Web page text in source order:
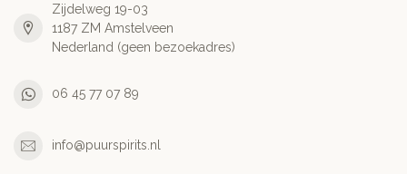
Zijdelweg 19-03
1187 ZM Amstelveen
Nederland (geen bezoekadres)
06 45 77 07 89
info@puurspirits.nl